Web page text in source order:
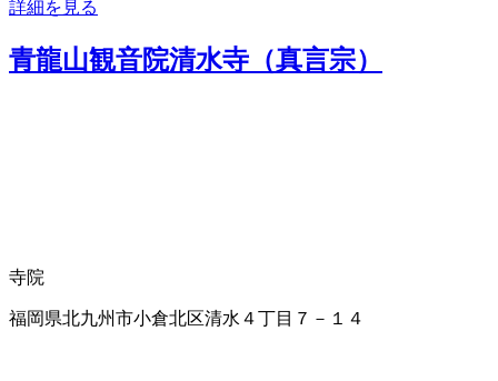
詳細を見る
青龍山観音院清水寺（真言宗）
寺院
福岡県北九州市小倉北区清水４丁目７－１４